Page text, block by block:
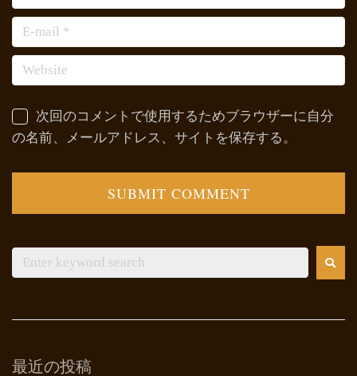
次回のコメントで使用するためブラウザーに自分
の名前、メールアドレス、サイトを保存する。
最近の投稿